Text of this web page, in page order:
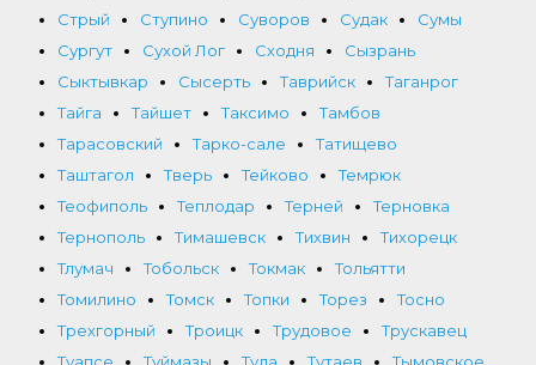
Стрый
Ступино Суворов Судак
Сумы
Сургут
Сухой Лог Сходня
Сызрань
Сыктывкар
Сысерть Таврийск
Таганрог
Тайга
Тайшет Таксимо
Тамбов
Тарасовский
Тарко-сале
Татищево
Таштагол
Тверь Тейково
Темрюк
Теофиполь
Теплодар Терней
Терновка
Тернополь
Тимашевск Тихвин
Тихорецк
Тлумач
Тобольск Токмак
Тольятти
Томилино
Томск Топки Торез
Тосно
Трехгорный
Троицк Трудовое
Трускавец